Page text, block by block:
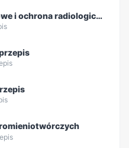
Bezpieczeństwo jądrowe i ochrona radiologiczna